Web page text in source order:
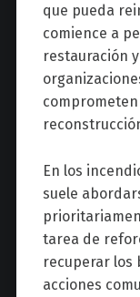
que pueda
comience a
restauración
En los
suele
tarea de
recuperar los
acciones